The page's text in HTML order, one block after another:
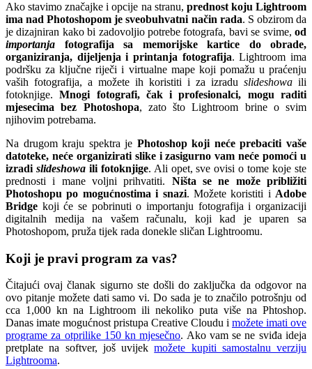
Ako stavimo značajke i opcije na stranu, prednost koju Lightroom
ima nad Photoshopom je sveobuhvatni način rada. S obzirom da
je dizajniran kako bi zadovoljio potrebe fotografa, bavi se svime, od
importanja fotografija sa memorijske kartice do obrade,
organiziranja, dijeljenja i printanja fotografija. Lightroom ima
podršku za ključne riječi i virtualne mape koji pomažu u praćenju
vaših fotografija, a možete ih koristiti i za izradu slideshowa ili
fotoknjige.Mnogi fotografi, čak i profesionalci, mogu raditi
mjesecima bez Photoshopa, zato što Lightroom brine o svim
njihovim potrebama.
Na drugom kraju spektra je Photoshop koji neće prebaciti vaše
datoteke, neće organizirati slike i zasigurno vam neće pomoći u
izradi slideshowaili fotoknjige. Ali opet, sve ovisi o tome koje ste
prednosti i mane voljni prihvatiti. Ništa se ne može približiti
Photoshopu po mogućnostima i snazi. Možete koristiti i Adobe
Bridge koji će se pobrinuti o importanju fotografija i organizaciji
digitalnih medija na vašem računalu, koji kad je uparen sa
Photoshopom, pruža tijek rada donekle sličan Lightroomu.
Koji je pravi program za vas?
Čitajući ovaj članak sigurno ste došli do zaključka da odgovor na
ovo pitanje možete dati samo vi. Do sada je to značilo potrošnju od
cca 1,000 kn na Lightroom ili nekoliko puta više na Phtoshop.
Danas imate mogućnost pristupa Creative Cloudu i možete imati ove
programe za otprilike 150 kn mjesečno. Ako vam se ne sviđa ideja
pretplate na softver, još uvijekmožete kupiti samostalnu verziju
Lightrooma.